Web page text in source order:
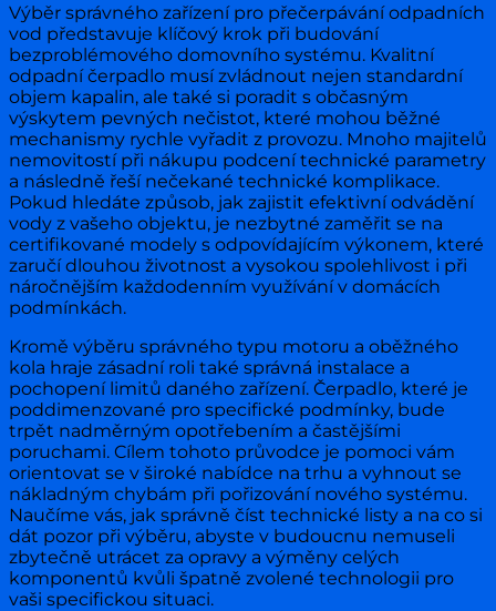
Výběr správného zařízení pro přečerpávání odpadních
vod představuje klíčový krok při budování
bezproblémového domovního systému. Kvalitní
odpadní čerpadlo musí zvládnout nejen standardní
objem kapalin, ale také si poradit s občasným
výskytem pevných nečistot, které mohou běžné
mechanismy rychle vyřadit z provozu. Mnoho majitelů
nemovitostí při nákupu podcení technické parametry
a následně řeší nečekané technické komplikace.
Pokud hledáte způsob, jak zajistit efektivní odvádění
vody z vašeho objektu, je nezbytné zaměřit se na
certifikované modely s odpovídajícím výkonem, které
zaručí dlouhou životnost a vysokou spolehlivost i při
náročnějším každodenním využívání v domácích
podmínkách.
Kromě výběru správného typu motoru a oběžného
kola hraje zásadní roli také správná instalace a
pochopení limitů daného zařízení. Čerpadlo, které je
poddimenzované pro specifické podmínky, bude
trpět nadměrným opotřebením a častějšími
poruchami. Cílem tohoto průvodce je pomoci vám
orientovat se v široké nabídce na trhu a vyhnout se
nákladným chybám při pořizování nového systému.
Naučíme vás, jak správně číst technické listy a na co si
dát pozor při výběru, abyste v budoucnu nemuseli
zbytečně utrácet za opravy a výměny celých
komponentů kvůli špatně zvolené technologii pro
vaši specifickou situaci.